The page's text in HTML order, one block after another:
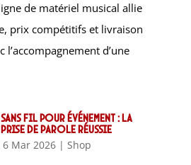
de matériel musical allie
prix compétitifs et livraison
l’accompagnement d’une
fil pour événement : la
de parole réussie
6 Mar 2026| Shop